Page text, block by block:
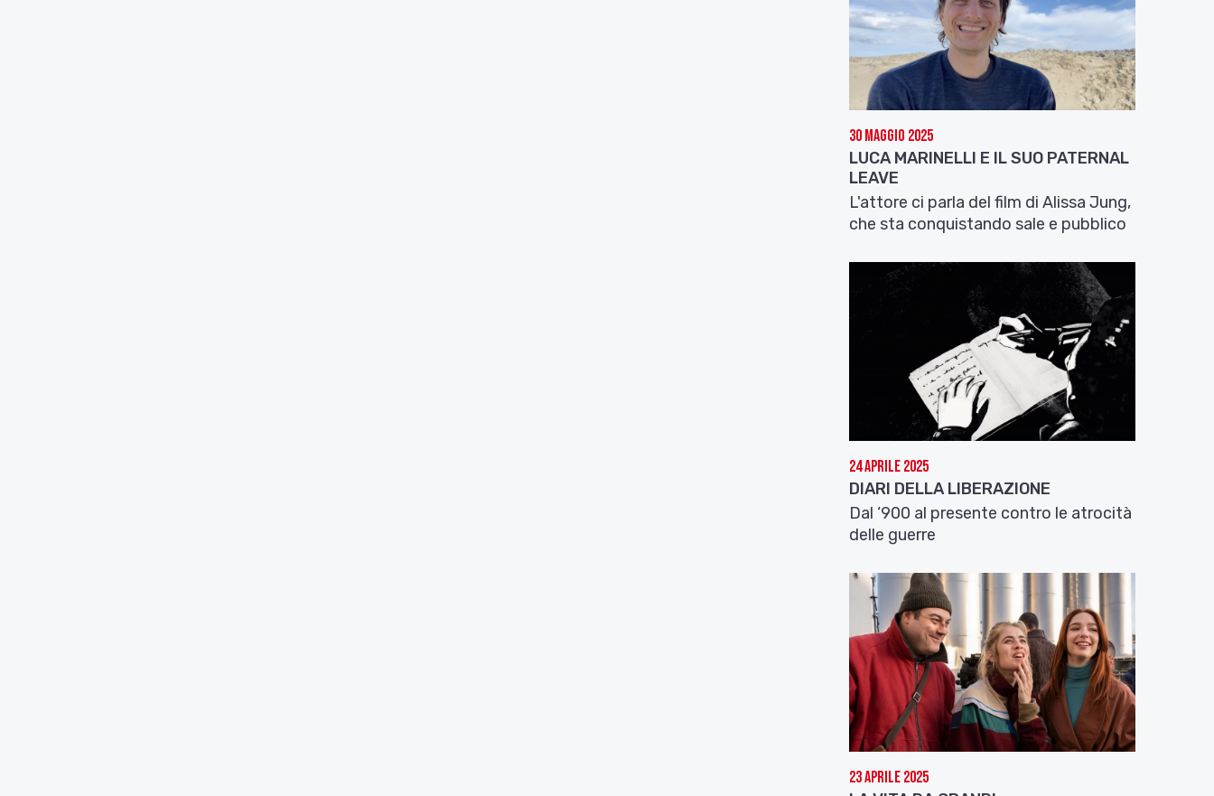
30 Maggio 2025
LUCA MARINELLI E IL SUO PATERNAL
LEAVE
L'attore ci parla del film di Alissa Jung,
che sta conquistando sale e pubblico
24 Aprile 2025
DIARI DELLA LIBERAZIONE
Dal ‘900 al presente contro le atrocità
delle guerre
23 Aprile 2025